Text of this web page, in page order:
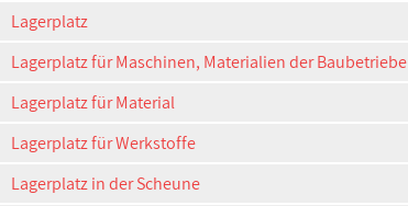
Lagerplatz
Lagerplatz für Maschinen, Materialien der Baubetriebe
Lagerplatz für Material
Lagerplatz für Werkstoffe
Lagerplatz in der Scheune